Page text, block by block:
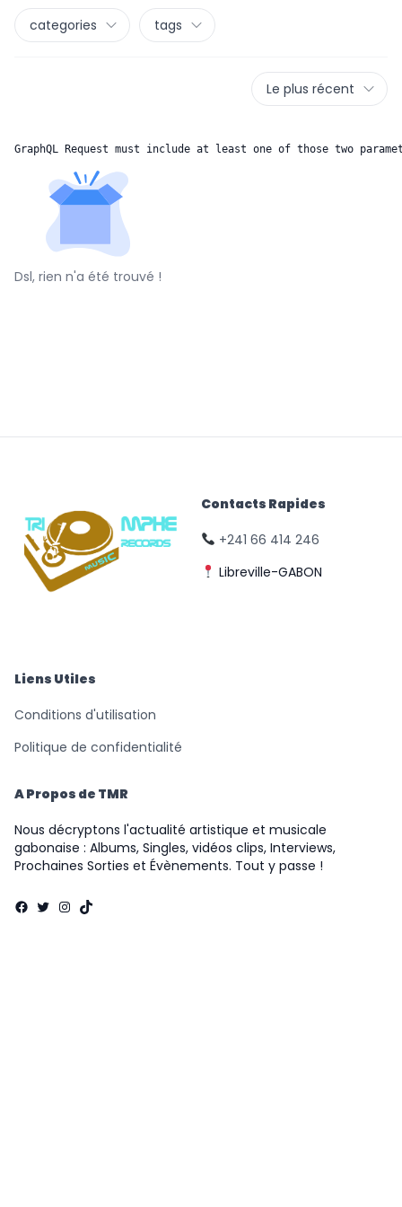
categories tags
Le plus récent
GraphQL Request must include at least one of those two
Dsl, rien n'a été trouvé !
Contacts Rapides
+241 66 414 246
Libreville-GABON
Liens Utiles
Conditions d'utilisation
Politique de confidentialité
A Propos de TMR
Nous décryptons l'actualité artistique et musicale
gabonaise : Albums, Singles, vidéos clips, Interviews,
Prochaines Sorties et Évènements. Tout y passe !
Facebook
Twitter
Instagram
TikTok